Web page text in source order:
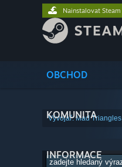
OBCHOD
KOMUNITA
INFORMACE
Nainstalovat Steam
Vývojář: Mad Triangles